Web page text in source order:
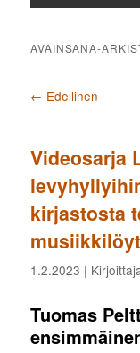
AVAINSANA-
Artikkelien selaus
← Edellinen
Videosarja
kirjastosta
1.2.2023 |
Tuomas